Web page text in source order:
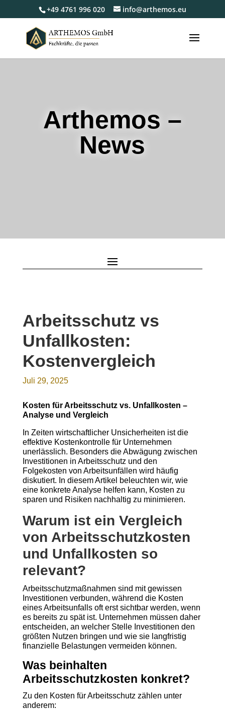
+49 4761 996 020 info@arthemos.eu
Arthemos –
News
Arbeitsschutz vs
Unfallkosten:
Kostenvergleich
Juli 29, 2025
Kosten für Arbeitsschutz vs. Unfallkosten –
Analyse und Vergleich
In Zeiten wirtschaftlicher Unsicherheiten ist die
effektive Kostenkontrolle für Unternehmen
unerlässlich. Besonders die Abwägung zwischen
Investitionen in Arbeitsschutz und den
Folgekosten von Arbeitsunfällen wird häufig
diskutiert. In diesem Artikel beleuchten wir, wie
eine konkrete Analyse helfen kann, Kosten zu
sparen und Risiken nachhaltig zu minimieren.
Warum ist ein Vergleich
von Arbeitsschutzkosten
und Unfallkosten so
relevant?
Arbeitsschutzmaßnahmen sind mit gewissen
Investitionen verbunden, während die Kosten
eines Arbeitsunfalls oft erst sichtbar werden, wenn
es bereits zu spät ist. Unternehmen müssen daher
entscheiden, an welcher Stelle Investitionen den
größten Nutzen bringen und wie sie langfristig
finanzielle Belastungen vermeiden können.
Was beinhalten
Arbeitsschutzkosten konkret?
Zu den Kosten für Arbeitsschutz zählen unter
anderem: